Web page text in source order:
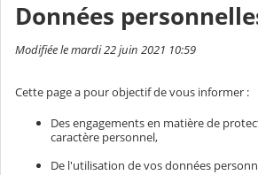
Données
Modifiée le mardi 22 juin 2021 10:59
Cette page a pour objectif de vous informer :
Des engagements en matière de
caractère personnel,
De l'utilisation de vos données